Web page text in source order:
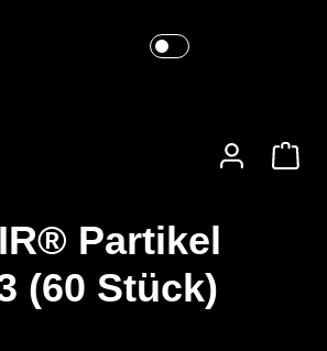
Partikel
(60 Stück)